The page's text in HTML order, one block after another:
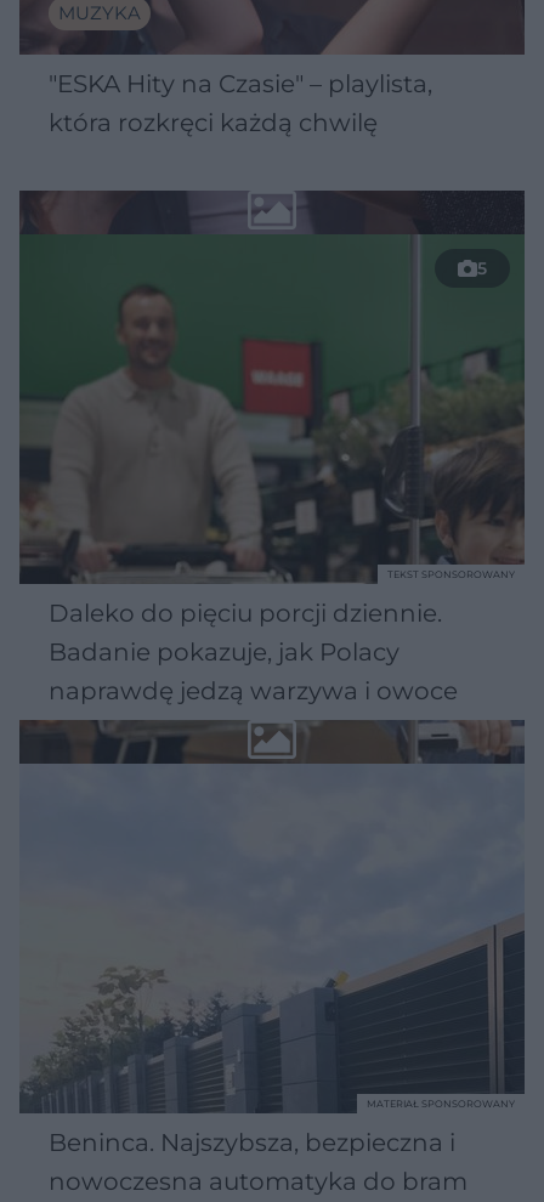
MUZYKA
"ESKA Hity na Czasie" – playlista,
która rozkręci każdą chwilę
5
Daleko do pięciu porcji dziennie.
Badanie pokazuje, jak Polacy
naprawdę jedzą warzywa i owoce
TEKST SPONSOROWANY
Beninca. Najszybsza, bezpieczna i
nowoczesna automatyka do bram
MATERIAŁ SPONSOROWANY